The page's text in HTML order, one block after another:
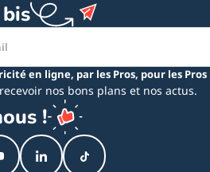
en ligne, par les Pros, pour les Pros
nos bons plans et nos actus.
!